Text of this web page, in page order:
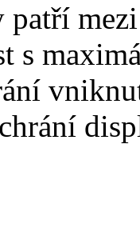
patří
s